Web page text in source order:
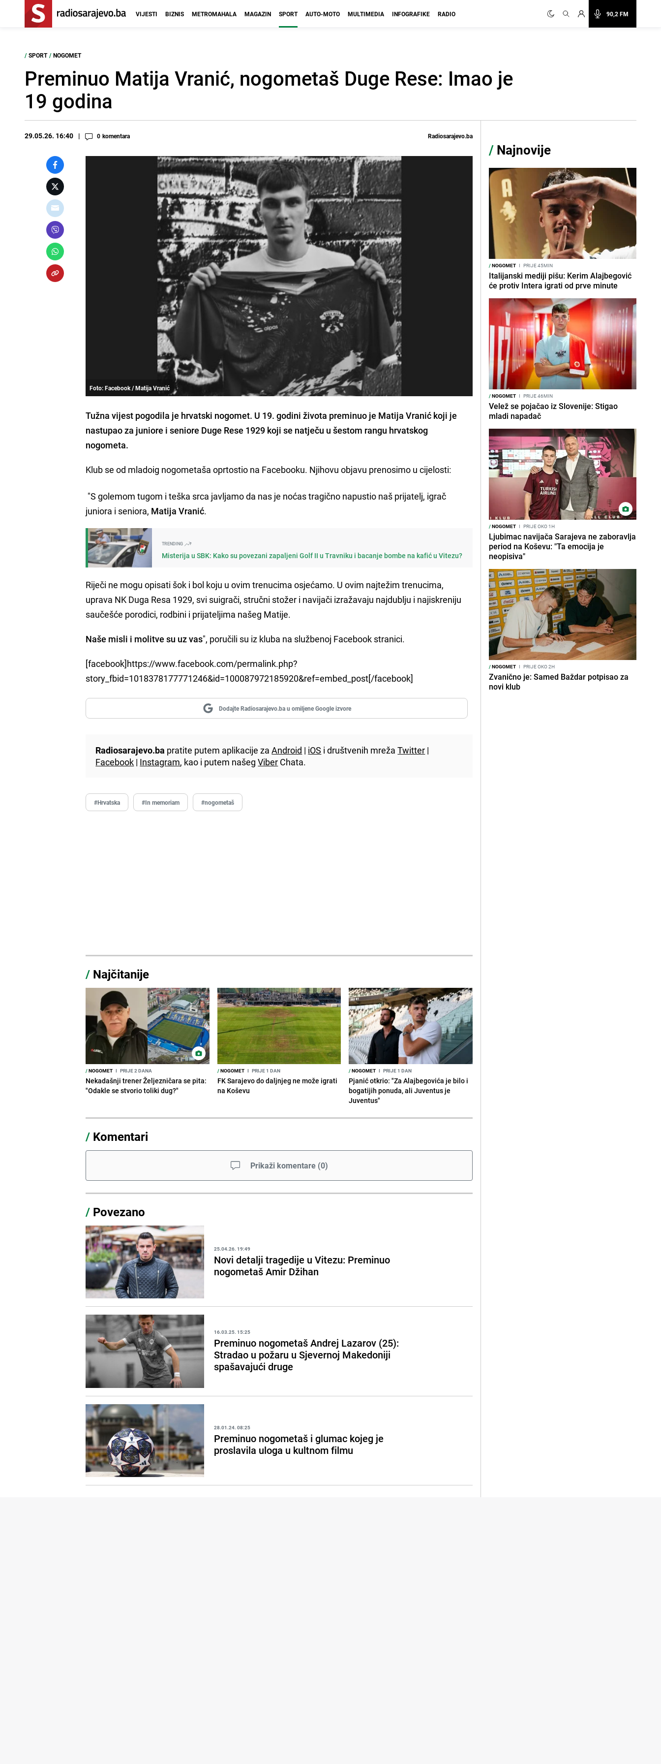
90,2 FM
VIJESTI BIZNIS METROMAHALA MAGAZIN SPORT AUTO-MOTO MULTIMEDIA INFOGRAFIKE RADIO
/ SPORT / NOGOMET
Preminuo Matija Vranić, nogometaš Duge Rese: Imao je
19 godina
29.05.26. 16:40 0 komentara Radiosarajevo.ba
Foto: Facebook / Matija Vranić
Tužna vijest pogodila je hrvatski nogomet. U 19. godini života preminuo je Matija Vranić koji je
nastupao za juniore i seniore Duge Rese 1929 koji se natječu u šestom rangu hrvatskog
nogometa.
Klub se od mladoig nogometaša oprtostio na Facebooku. Njihovu objavu prenosimo u cijelosti:
"S golemom tugom i teška srca javljamo da nas je noćas tragično napustio naš prijatelj, igrač
juniora i seniora, Matija Vranić.
TRENDING
Misterija u SBK: Kako su povezani zapaljeni Golf II u Travniku i bacanje bombe na kafić u Vitezu?
Riječi ne mogu opisati šok i bol koju u ovim trenucima osjećamo. U ovim najtežim trenucima,
uprava NK Duga Resa 1929, svi suigrači, stručni stožer i navijači izražavaju najdublju i najiskreniju
saučešće porodici, rodbini i prijateljima našeg Matije.
Naše misli i molitve su uz vas", poručili su iz kluba na službenoj Facebook stranici.
[facebook]https://www.facebook.com/permalink.php?
story_fbid=1018378177771246&id=100087972185920&ref=embed_post[/facebook]
Dodajte Radiosarajevo.ba u omiljene Google izvore
Radiosarajevo.ba pratite putem aplikacije zaAndroid | iOS i društvenih mrežaTwitter |
Facebook | Instagram, kao i putem našegViber Chata.
#Hrvatska #In memoriam #nogometaš
/ Najčitanije
/NOGOMET I PRIJE 2 DANA
Nekadašnji trener Željezničara se pita:
"Odakle se stvorio toliki dug?"
/NOGOMET I PRIJE 1 DAN
FK Sarajevo do daljnjeg ne može igrati
na Koševu
/NOGOMET I PRIJE 1 DAN
Pjanić otkrio: "Za Alajbegovića je bilo i
bogatijih ponuda, ali Juventus je
Juventus"
/ Komentari
Prikaži komentare (0)
/ Povezano
25.04.26. 19:49
Novi detalji tragedije u Vitezu: Preminuo
nogometaš Amir Džihan
16.03.25. 15:25
Preminuo nogometaš Andrej Lazarov (25):
Stradao u požaru u Sjevernoj Makedoniji
spašavajući druge
28.01.24. 08:25
Preminuo nogometaš i glumac kojeg je
proslavila uloga u kultnom filmu
/ Najnovije
/NOGOMET I PRIJE 45MIN
Italijanski mediji pišu: Kerim Alajbegović
će protiv Intera igrati od prve minute
/NOGOMET I PRIJE 46MIN
Velež se pojačao iz Slovenije: Stigao
mladi napadač
/NOGOMET I PRIJE OKO 1H
Ljubimac navijača Sarajeva ne zaboravlja
period na Koševu: "Ta emocija je
neopisiva"
/NOGOMET I PRIJE OKO 2H
Zvanično je: Samed Baždar potpisao za
novi klub